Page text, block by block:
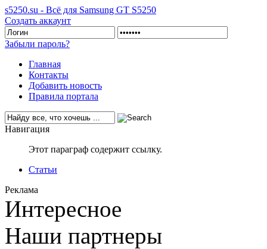
s5250.su - Всё для Samsung GT S5250
Создать аккаунт
Забыли пароль?
Главная
Контакты
Добавить новость
Правила портала
Навигация
Этот параграф содержит ссылку.
Статьи
Реклама
Интересное
Наши партнеры